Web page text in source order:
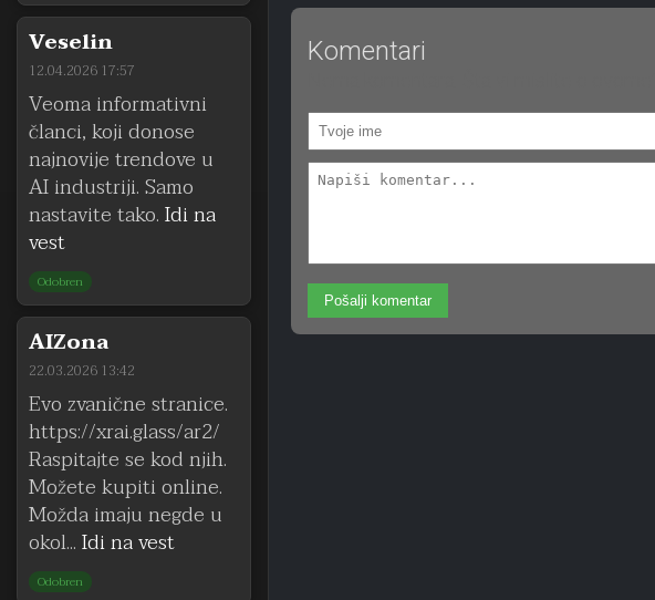
Veselin
12.04.2026 17:57
Veoma informativni
članci, koji donose
najnovije trendove u
AI industriji. Samo
nastavite tako.Idi na
vest
Odobren
AIZona
22.03.2026 13:42
Evo zvanične stranice.
https://xrai.glass/ar2/
Raspitajte se kod njih.
Možete kupiti online.
Možda imaju negde u
okol...Idi na vest
Odobren
Komentari
Pošalji komentar